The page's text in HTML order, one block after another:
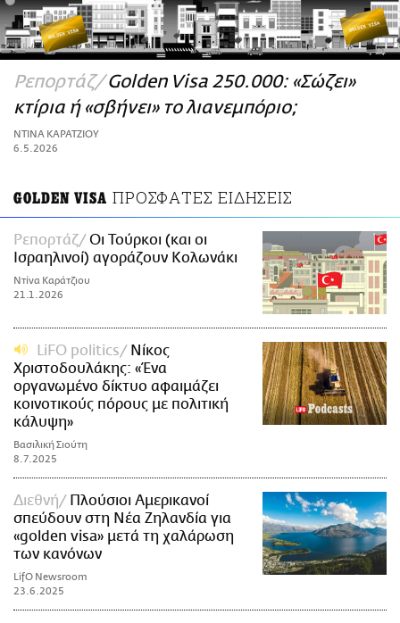
ΑΜΠΑ
PRINT
Ρεπορτάζ Golden Visa 250.000: «Σώζει»
κτίρια ή «σβήνει» το λιανεμπόριο;
ΝΤΙΝΑ ΚΑΡΑΤΖΙΟΥ
6.5.2026
GOLDEN VISA ΠΡΟΣΦΑΤΕΣ ΕΙΔΗΣΕΙΣ
Ρεπορτάζ
Oι Τούρκοι (και οι
Ισραηλινοί) αγοράζουν Κολωνάκι
Ντίνα Καράτζιου
21.1.2026
LiFO politics
Νίκος
Χριστοδουλάκης: «Ένα
οργανωμένο δίκτυο αφαιμάζει
κοινοτικούς πόρους με πολιτική
κάλυψη»
Βασιλική Σιούτη
8.7.2025
Διεθνή
Πλούσιοι Αμερικανοί
σπεύδουν στη Νέα Ζηλανδία για
«golden visa» μετά τη χαλάρωση
των κανόνων
LifO Newsroom
23.6.2025